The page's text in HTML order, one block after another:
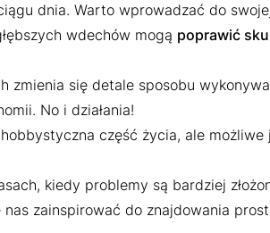
dnia. Warto wprowadzać do
wdechów mogą poprawić
zmienia się detale sposobu
No i działania!
część życia, ale możliwe
kiedy problemy są bardziej
zainspirować do znajdowania